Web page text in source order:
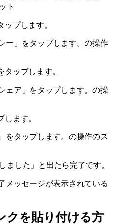
ップします。
ップします。
ます。
ました」と出たら完了です。
クを貼り付ける方